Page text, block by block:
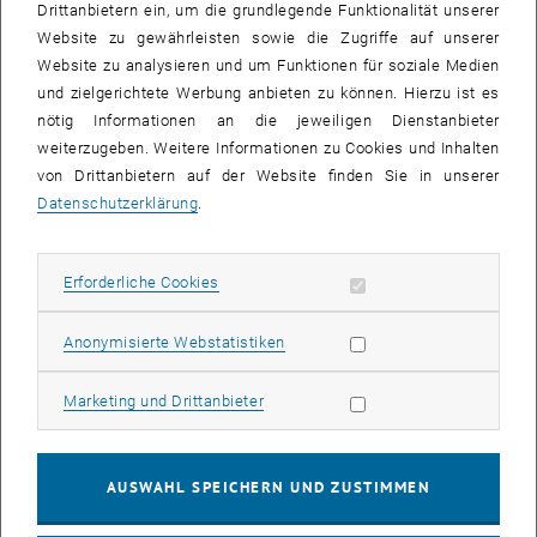
Deshalb begleitet uns Andreas Salzbrunn auch dieses Semester
wieder in einigen Proben und steht uns mit Tipps und Tricks zur
unsere Chancen bei den World Choir Games zu gewinnen, sondern
er bereitet uns auch optimal auf unsere kommenden Auftritte vor.
Weitere Informationen über Andreas Salzbrunn findet ihr auf
Homepage, öffnet eine externe URL in einem neuen Fenster
oder aufFacebook , öffnet eine externe URL in
.
Mehr zu unseren Auftritten findet ihr hier oder auf
Drittanbietern ein, um die grundlegende Funktionalität unserer
Website zu gewährleisten sowie die Zugriffe auf unserer
Website zu analysieren und um Funktionen für soziale Medien
und zielgerichtete Werbung anbieten zu können. Hierzu ist es
nötig Informationen an die jeweiligen Dienstanbieter
weiterzugeben. Weitere Informationen zu Cookies und Inhalten
von Drittanbietern auf der Website finden Sie in unserer
Datenschutzerklärung
Erforderliche Cookies Erforderliche Cookies zulassen
Anonymisierte WebstatistikenStatistik Cookies zulassen
Marketing und DrittanbieterMarketing Cookies zulassen
AUSWAHL SPEICHERN UND ZUSTIMMEN